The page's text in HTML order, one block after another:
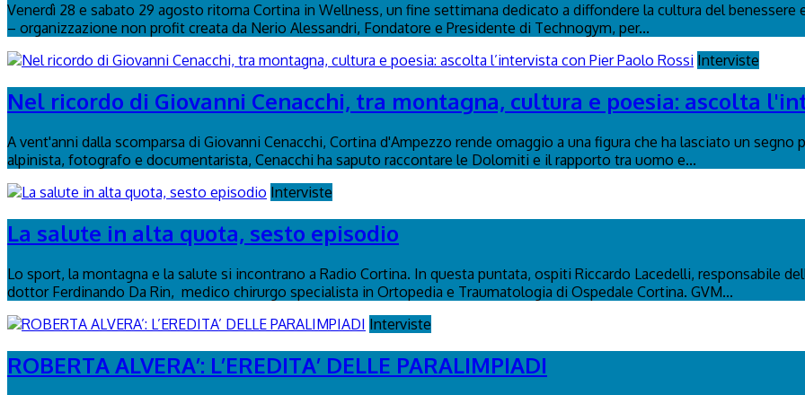
Venerdì 28 e sabato 29 agosto ritorna Cortina in Wellness, un fine settimana dedicato a diffondere la cultura del
– organizzazione non profit creata da Nerio Alessandri, Fondatore e Presidente di Technogym, per...
Interviste
Nel ricordo di Giovanni Cenacchi, tra montagna, cultura e poesia: ascolta
A vent'anni dalla scomparsa di Giovanni Cenacchi, Cortina d'Ampezzo rende omaggio a una figura che ha lasciato un
alpinista, fotografo e documentarista, Cenacchi ha saputo raccontare le Dolomiti e il rapporto tra uomo e...
Interviste
La salute in alta quota, sesto episodio
Lo sport, la montagna e la salute si incontrano a Radio Cortina. In questa puntata, ospiti Riccardo Lacedelli, responsabile
dottor Ferdinando Da Rin, medico chirurgo specialista in Ortopedia e Traumatologia di Ospedale Cortina. GVM...
Interviste
ROBERTA ALVERA’: L’EREDITA’ DELLE PARALIMPIADI